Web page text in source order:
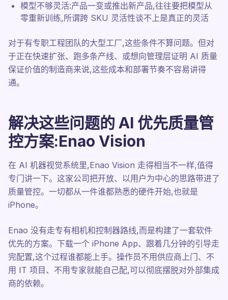
模型不够灵活:产品一变或推出新产品,往往要把模型从
零重新训练,所谓跨 SKU 灵活性谈不上是真正的灵活
对于有专职工程团队的大型工厂,这些条件不算问题。但对
于正在快速扩张、跑多条产线、或想向管理层证明 AI 质量
保证价值的制造商来说,这些成本和部署节奏不容易讲得
通。
解决这些问题的 AI 优先质量管
控方案:Enao Vision
在 AI 机器视觉系统里,Enao Vision 走得相当不一样,值得
专门讲一下。这家公司把开放、以用户为中心的思路带进了
质量管控。一切都从一件谁都熟悉的硬件开始,也就是
iPhone。
Enao 没有走专有相机和控制器路线,而是构建了一套软件
优先的方案。下载一个 iPhone App、跟着几分钟的引导走
完配置,这个过程谁都能上手。操作员不用供应商上门、不
用 IT 项目、不用专家就能自己配,可以彻底摆脱对外部集成
商的依赖。